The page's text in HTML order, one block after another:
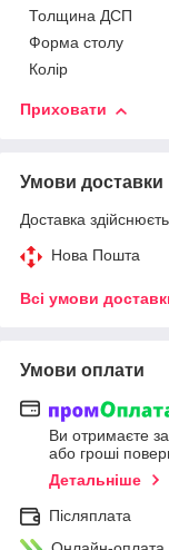
Толщина ДСП
Форма столу
Колір
Приховати
Умови доставки
Доставка
Нова Пошта
Всі умови
Умови оплати
Ви отримаєте
або гроші
Детальніше
Післяплата